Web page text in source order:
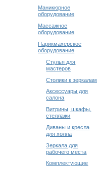
Маникюрное
оборудование
Массажное
оборудование
Парикмахерское
оборудование
Стулья для
мастеров
Столики к зеркалам
Аксессуары для
салона
Витрины, шкафы,
стеллажи
Диваны и кресла
для холла
Зеркала для
рабочего места
Комплектующие